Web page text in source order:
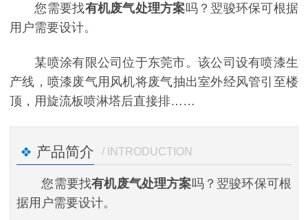
您需要找有机废气处理方案吗？翌骏环保可根据
用户需要设计。
某喷涂有限公司位于东莞市。该公司设有喷漆生
产线，喷漆废气用风机将废气抽出室外经风管引至楼
顶，用旋流板喷淋塔后直接排……
产品简介 / INTRODUCTION
您需要找有机废气处理方案吗？翌骏环保可根
据用户需要设计。